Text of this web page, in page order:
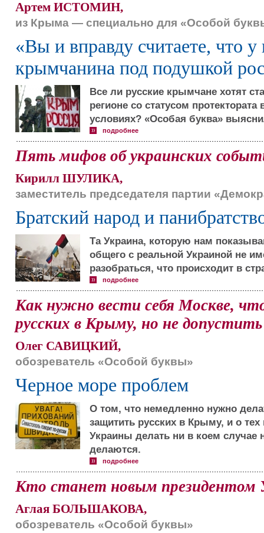
Артем ИСТОМИН,
из Крыма — специально для «Особой
«Вы и вправду считаете, что у
крымчанина под подушкой
Все ли русские крымчане хотят
регионе со статусом
условиях? «Особая буква»
подробнее
Пять мифов об украинских
Кирилл ШУЛИКА,
заместитель председателя партии
Братский народ и
Та Украина, которую нам
общего с реальной Украиной не
разобраться, что происходит в
подробнее
Как нужно вести себя Москве,
русских в Крыму, но не
Олег САВИЦКИЙ,
обозреватель «Особой буквы»
Черное море проблем
О том, что немедленно нужно
защитить русских в Крыму, и о
Украины делать ни в коем случае
делаются.
подробнее
Кто станет новым президентом
Аглая БОЛЬШАКОВА,
обозреватель «Особой буквы»